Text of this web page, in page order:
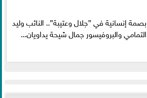
بصمة إنسانية في ”جلال وعتيبة”.. النائب وليد
التمامي والبروفيسور جمال شيحة يداويان...